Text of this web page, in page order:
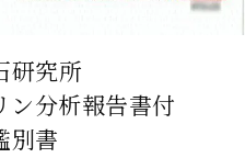
研究所
ン分析報告書付
別書